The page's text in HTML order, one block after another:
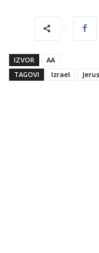
IZVOR
AA
TAGOVI
Izrael